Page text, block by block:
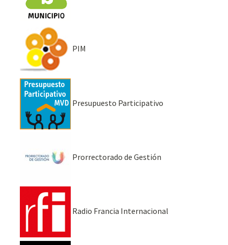
PIM
Presupuesto Participativo
Prorrectorado de Gestión
Radio Francia Internacional